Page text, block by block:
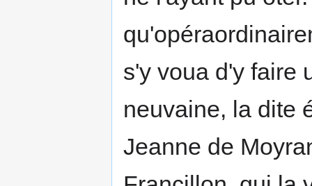
s'y voua d'y faire
neuvaine, la dite
Jeanne de